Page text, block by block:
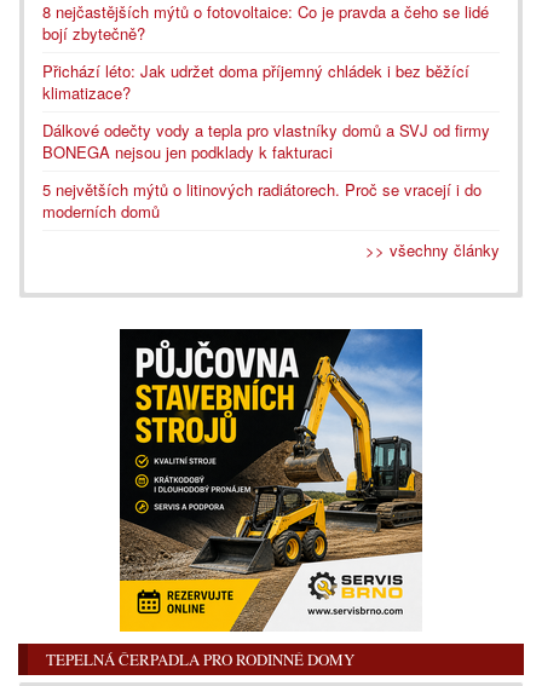
8 nejčastějších mýtů o fotovoltaice: Co je pravda a čeho se lidé
bojí zbytečně?
Přichází léto: Jak udržet doma příjemný chládek i bez běžící
klimatizace?
Dálkové odečty vody a tepla pro vlastníky domů a SVJ od firmy
BONEGA nejsou jen podklady k fakturaci
5 největších mýtů o litinových radiátorech. Proč se vracejí i do
moderních domů
>> všechny články
TEPELNÁ ČERPADLA PRO RODINNÉ DOMY